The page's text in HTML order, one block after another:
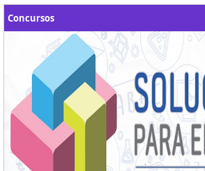
Concursos